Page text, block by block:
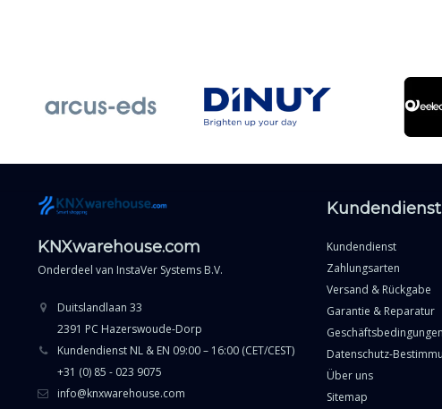
KNXwarehouse.com
Onderdeel van InstaVer Systems B.V.
Duitslandlaan 33
2391 PC Hazerswoude-Dorp
Kundendienst NL & EN 09:00 – 16:00 (CET/CEST)
+31 (0) 85 - 023 9075
info@knxwarehouse.com
Kundendienst
Kundendienst
Zahlungsarten
Versand & Rückgabe
Garantie & Reparatur
Geschäftsbedingungen
Datenschutz-
Über uns
Sitemap